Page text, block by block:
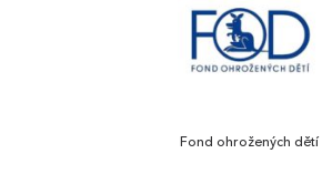
Fond ohrožených dětí